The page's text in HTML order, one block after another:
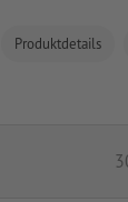
Produktdetails